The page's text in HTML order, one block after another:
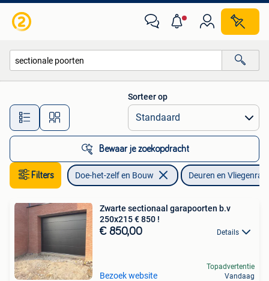
Alle afstanden…
Sorteer op
Bewaar je zoekopdracht
Filters Doe-het-zelf en Bouw Deuren en
Zwarte sectionaal garapoorten b.v
250x215 € 850 !
€ 850,00 Details
Bezoek website
Topadvertentie
Vandaag